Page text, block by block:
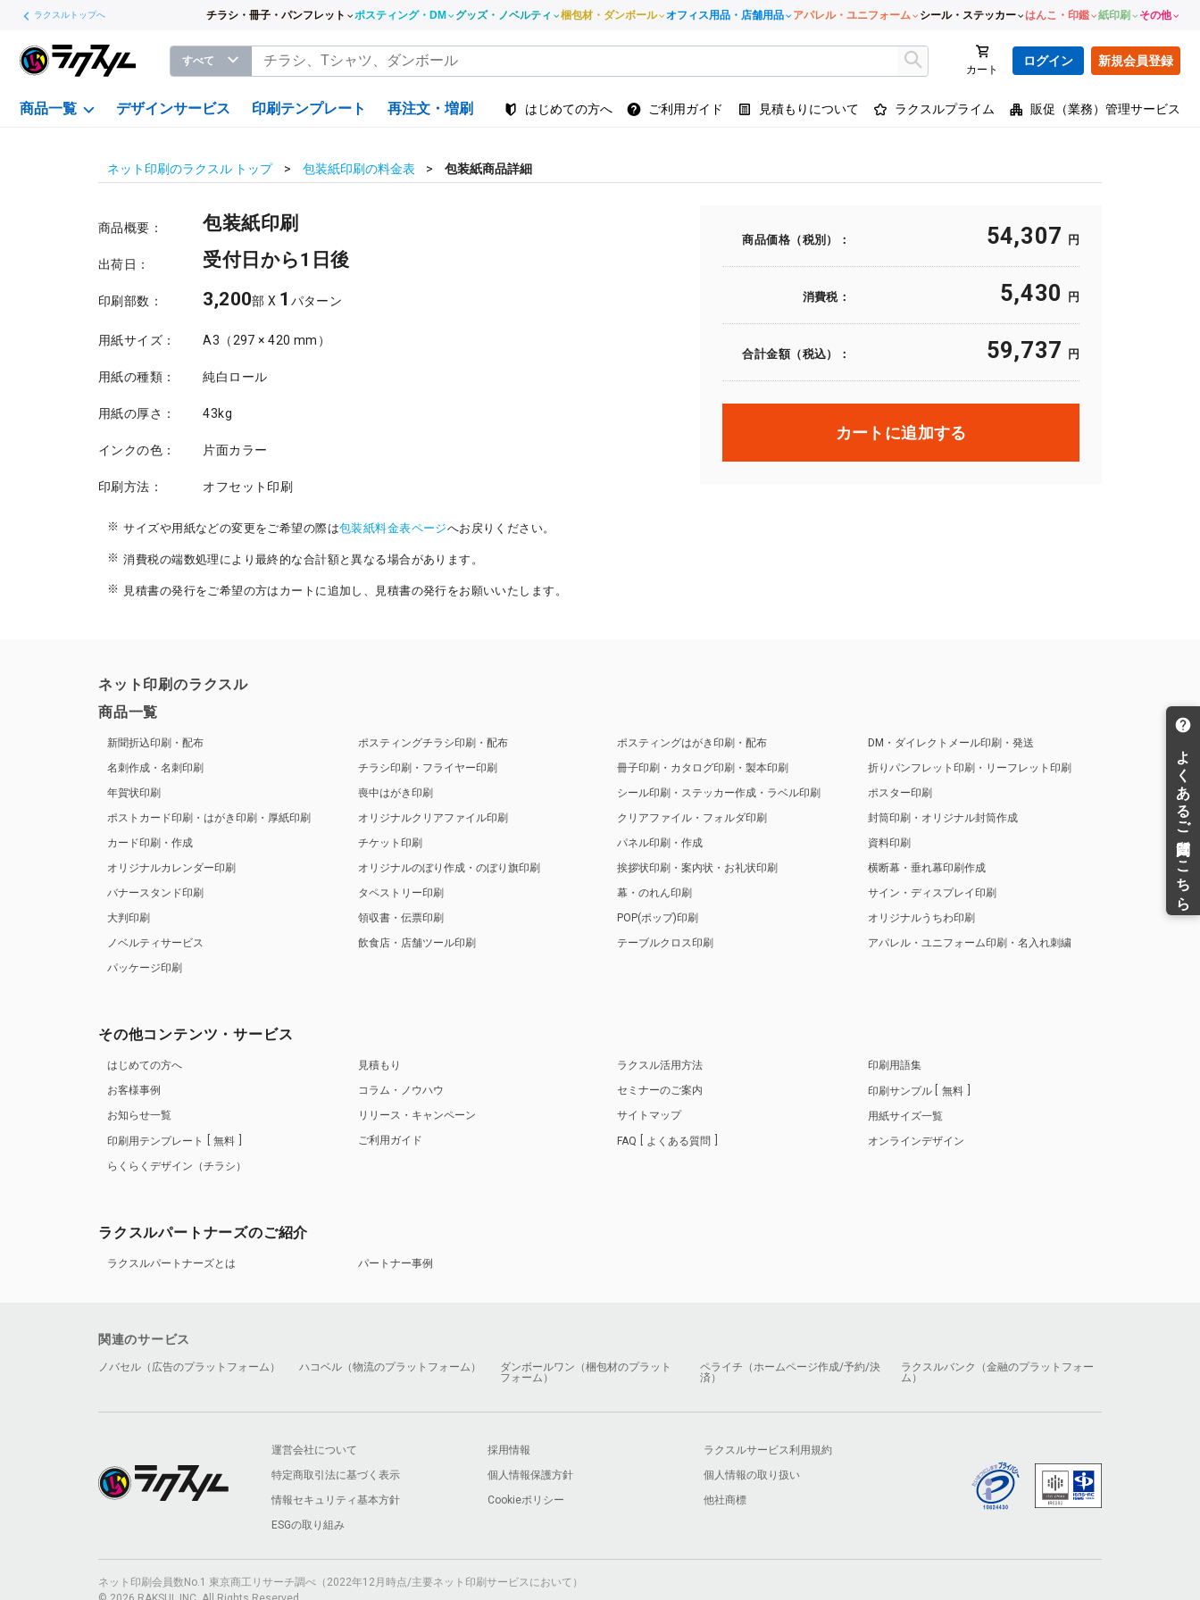
ラクスルトップへ チラシ・冊子・パンフレット ポスティング・DM グッズ・ノベルティ 梱包材・ダンボール オフィス用品・店舗用品 アパレル・ユニフォーム シール・ステッカー はんこ・印鑑 紙印刷 その他
すべて
カート
ログイン 新規会員登録
商品一覧 デザインサービス 印刷テンプレート 再注文・増刷 はじめての方へ ご利用ガイド 見積もりについて ラクスルプライム 販促（業務）管理サービス
ネット印刷のラクスル トップ 包装紙印刷の料金表 包装紙商品詳細
商品概要： 包装紙印刷
出荷日： 受付日から1日後
印刷部数： 3,200部 X 1 パターン
用紙サイズ： A3（297 × 420 mm）
用紙の種類： 純白ロール
用紙の厚さ： 43kg
インクの色： 片面カラー
印刷方法： オフセット印刷
サイズや用紙などの変更をご希望の際は包装紙料金表ページへお戻りください。
消費税の端数処理により最終的な合計額と異なる場合があります。
見積書の発行をご希望の方はカートに追加し、見積書の発行をお願いいたします。
商品価格（税別）： 54,307 円
消費税： 5,430 円
合計金額（税込）： 59,737 円
カートに追加する
ネット印刷のラクスル
商品一覧
新聞折込印刷・配布
名刺作成・名刺印刷
年賀状印刷
ポストカード印刷・はがき印刷・厚紙印刷
カード印刷・作成
オリジナルカレンダー印刷
バナースタンド印刷
大判印刷
ノベルティサービス
パッケージ印刷
ポスティングチラシ印刷・配布
チラシ印刷・フライヤー印刷
喪中はがき印刷
オリジナルクリアファイル印刷
チケット印刷
オリジナルのぼり作成・のぼり旗印刷
タペストリー印刷
領収書・伝票印刷
飲食店・店舗ツール印刷
ポスティングはがき印刷・配布
冊子印刷・カタログ印刷・製本印刷
シール印刷・ステッカー作成・ラベル印刷
クリアファイル・フォルダ印刷
パネル印刷・作成
挨拶状印刷・案内状・お礼状印刷
幕・のれん印刷
POP(ポップ)印刷
テーブルクロス印刷
DM・ダイレクトメール印刷・発送
折りパンフレット印刷・リーフレット印刷
ポスター印刷
封筒印刷・オリジナル封筒作成
資料印刷
横断幕・垂れ幕印刷作成
サイン・ディスプレイ印刷
オリジナルうちわ印刷
アパレル・ユニフォーム印刷・名入れ刺繍
その他コンテンツ・サービス
はじめての方へ
お客様事例
お知らせ一覧
印刷用テンプレート
無料
らくらくデザイン（チラシ）
見積もり
コラム・ノウハウ
リリース・キャンペーン
ご利用ガイド
ラクスル活用方法
セミナーのご案内
サイトマップ
FAQ よくある質問
印刷用語集
印刷サンプル
無料
用紙サイズ一覧
オンラインデザイン
ラクスルパートナーズのご紹介
ラクスルパートナーズとは パートナー事例
関連のサービス
ノバセル（広告のプラットフォーム） ハコベル（物流のプラットフォーム）
ダンボールワン（梱包材のプラット
フォーム）
ペライチ（ホームページ作成/予約/決
済）
ラクスルバンク（金融のプラットフォー
ム）
運営会社について 採用情報
ラクスルサービス利用規約
特定商取引法に基づく表示
個人情報保護方針
個人情報の取り扱い
情報セキュリティ基本方針
Cookieポリシー
他社商標
ESGの取り組み
ネット印刷会員数No.1 東京商工リサーチ調べ（2022年12月時点/主要ネット印刷サービスにおいて）